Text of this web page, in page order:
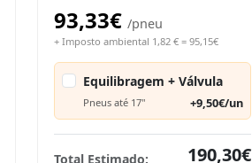
93,33€ /pneu
+ Imposto ambiental 1,82 € = 95,15€
Equilibragem + Válvula
Pneus até 17" +9,50€/un
Total Estimado:
190,30€